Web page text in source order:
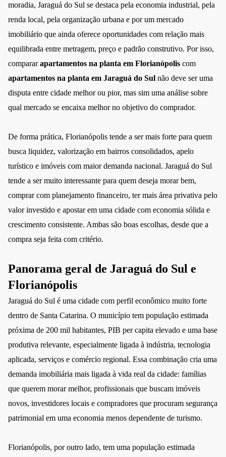
moradia, Jaraguá do Sul se destaca pela economia industrial, pela
renda local, pela organização urbana e por um mercado
imobiliário que ainda oferece oportunidades com relação mais
equilibrada entre metragem, preço e padrão construtivo. Por isso,
compararapartamentos na planta em Florianópolis com
apartamentos na planta em Jaraguá do Sul não deve ser uma
disputa entre cidade melhor ou pior, mas sim uma análise sobre
qual mercado se encaixa melhor no objetivo do comprador.
De forma prática, Florianópolis tende a ser mais forte para quem
busca liquidez, valorização em bairros consolidados, apelo
turístico e imóveis com maior demanda nacional. Jaraguá do Sul
tende a ser muito interessante para quem deseja morar bem,
comprar com planejamento financeiro, ter mais área privativa pelo
valor investido e apostar em uma cidade com economia sólida e
crescimento consistente. Ambas são boas escolhas, desde que a
compra seja feita com critério.
Panorama geral de Jaraguá do Sul e
Florianópolis
Jaraguá do Sul é uma cidade com perfil econômico muito forte
dentro de Santa Catarina. O município tem população estimada
próxima de 200 mil habitantes, PIB per capita elevado e uma base
produtiva relevante, especialmente ligada à indústria, tecnologia
aplicada, serviços e comércio regional. Essa combinação cria uma
demanda imobiliária mais ligada à vida real da cidade: famílias
que querem morar melhor, profissionais que buscam imóveis
novos, investidores locais e compradores que procuram segurança
patrimonial em uma economia menos dependente de turismo.
Florianópolis, por outro lado, tem uma população estimada